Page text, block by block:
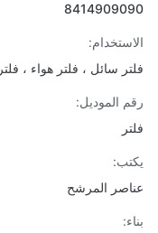
سائل ، فلتر هواء ، فلتر صلب
الموديل:
المرشح